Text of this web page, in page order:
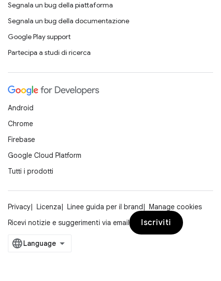
Segnala un bug della piattaforma
Segnala un bug della documentazione
Google Play support
Partecipa a studi di ricerca
Android
Chrome
Firebase
Google Cloud Platform
Tutti i prodotti
Privacy Licenza Linee guida per il brand
Manage cookies
Ricevi notizie e suggerimenti via email
Iscriviti